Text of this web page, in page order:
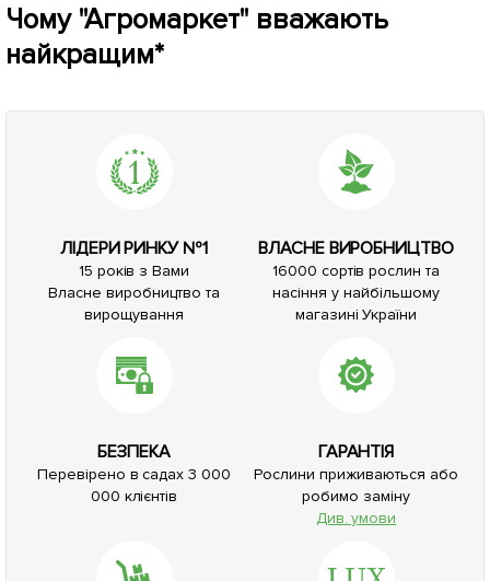
Чому "Агромаркет" вважають
найкращим*
ЛІДЕРИ РИНКУ №1
15 років з Вами
Власне виробництво та
вирощування
ВЛАСНЕ ВИРОБНИЦТВО
16000 сортів рослин та
насіння у найбільшому
магазині України
БЕЗПЕКА
Перевірено в садах 3 000
000 клієнтів
ГАРАНТІЯ
Рослини приживаються або
робимо заміну
Див. умови